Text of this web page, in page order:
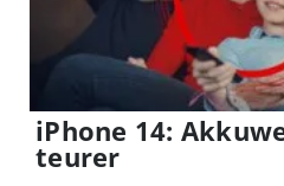
iPhone 14:
teurer